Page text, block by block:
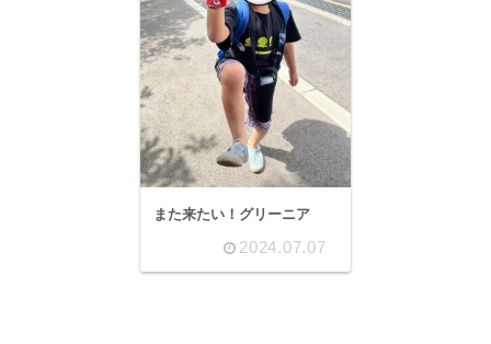
また来たい！グリーニア
2024.07.07